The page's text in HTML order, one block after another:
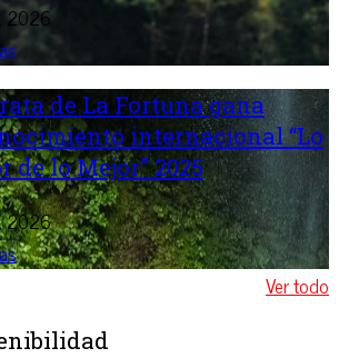
2026
de La Fortuna gana
internacional “Lo
de lo Mejor” 2025
2026
Ver todo